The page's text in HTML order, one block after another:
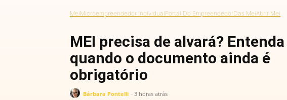
MeiMicroempreendedor IndividualPortal Do EmpreendedorDas MeiAbrir Mei
MEI precisa de alvará? Entenda
quando o documento ainda é
obrigatório
Bárbara Pontelli - 3 horas atrás